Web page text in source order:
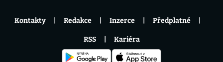
Kontakty Redakce Inzerce Předplatné
RSS Kariéra